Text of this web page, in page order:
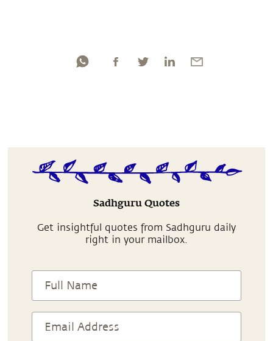
Sadhguru Quotes
Get insightful quotes from Sadhguru daily
right in your mailbox.